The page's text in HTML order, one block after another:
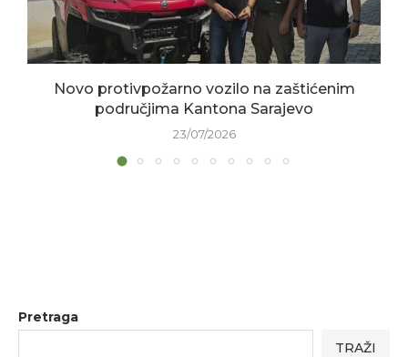
Novo protivpožarno vozilo na zaštićenim
područjima Kantona Sarajevo
23/07/2026
Pretraga
TRAŽI